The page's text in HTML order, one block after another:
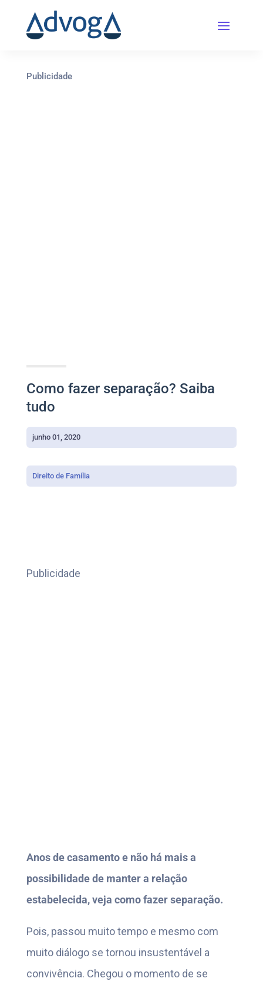
Publicidade
Como fazer separação? Saiba
tudo
junho 01, 2020
Direito de Família
Publicidade
Anos de casamento e não há mais a
possibilidade de manter a relação
estabelecida, veja como fazer separação.
Pois, passou muito tempo e mesmo com
muito diálogo se tornou insustentável a
convivência. Chegou o momento de se